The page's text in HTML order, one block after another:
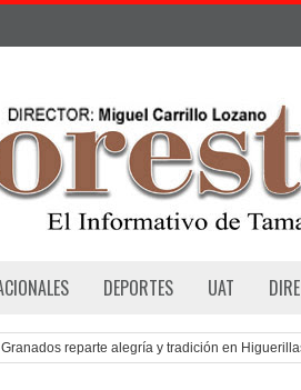
DEPORTES UAT
reparte alegría y tradición en